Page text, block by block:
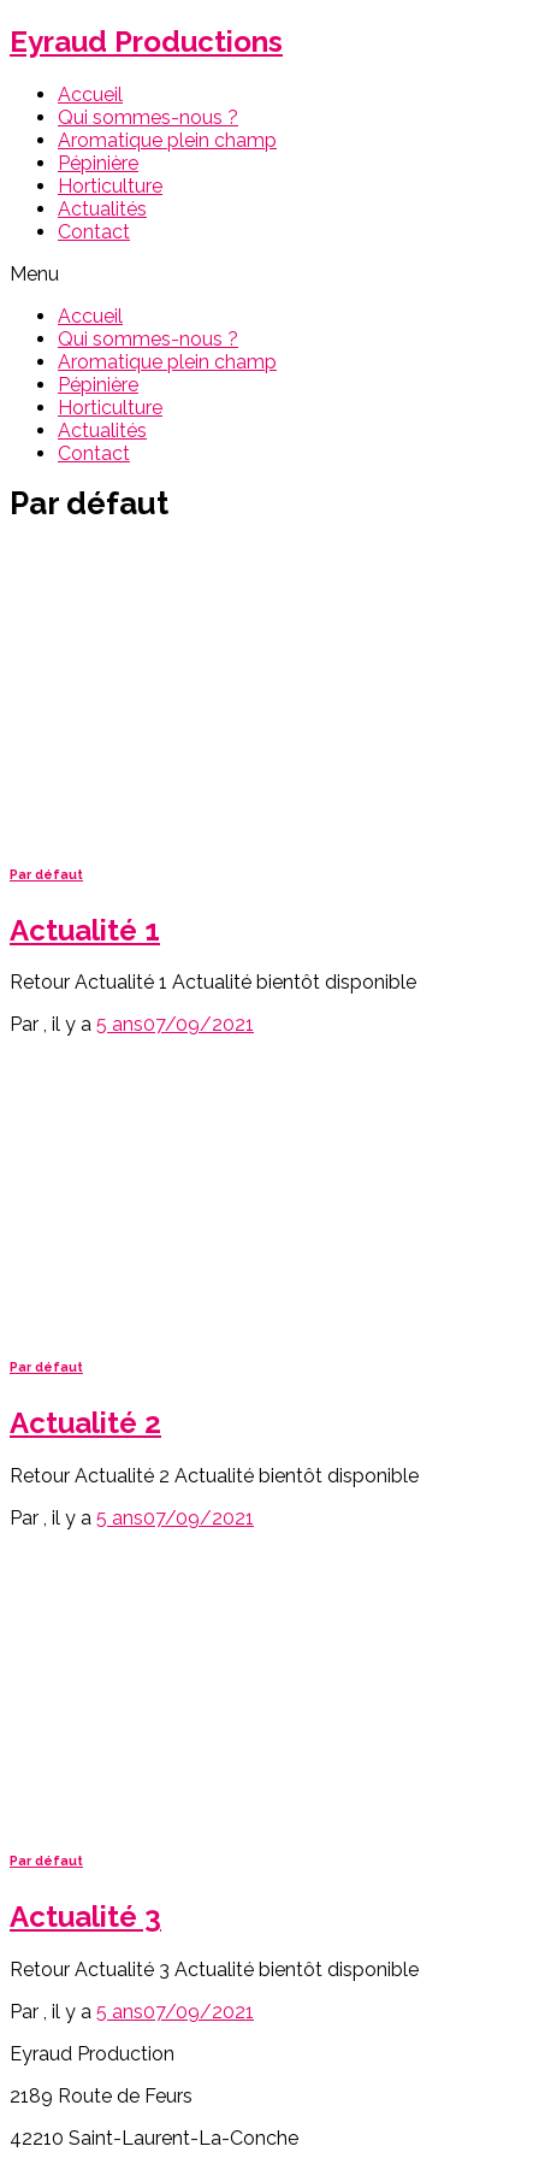
Eyraud Productions
Accueil
Qui sommes-nous ?
Aromatique plein champ
Pépinière
Horticulture
Actualités
Contact
Menu
Accueil
Qui sommes-nous ?
Aromatique plein champ
Pépinière
Horticulture
Actualités
Contact
Par défaut
Par défaut
Actualité 1
Retour Actualité 1 Actualité bientôt disponible
Par , il y a 5 ans07/09/2021
Par défaut
Actualité 2
Retour Actualité 2 Actualité bientôt disponible
Par , il y a 5 ans07/09/2021
Par défaut
Actualité 3
Retour Actualité 3 Actualité bientôt disponible
Par , il y a 5 ans07/09/2021
Eyraud Production
2189 Route de Feurs
42210 Saint-Laurent-La-Conche